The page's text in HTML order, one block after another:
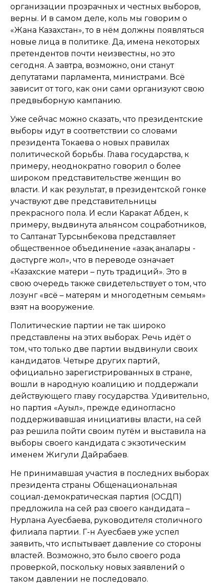
организации прозрачных и честных выборов,
верны. И в самом деле, коль мы говорим о
«Жана Казахстан», то в нём должны появляться
новые лица в политике. Да, имена некоторых
претендентов почти неизвестны, но это
сегодня. А завтра, возможно, они станут
депутатами парламента, министрами. Всё
зависит от того, как они сами организуют свою
предвыборную кампанию.
Уже сейчас можно сказать, что президентские
выборы идут в соответствии со словами
президента Токаева о новых правилах
политической борьбы. Глава государства, к
примеру, неоднократно говорил о более
широком представительстве женщин во
власти. И как результат, в президентской гонке
участвуют две представительницы
прекрасного пола. И если Каракат Абден, к
примеру, выдвинута альянсом соцработников,
то Салтанат Турсынбекова представляет
общественное объединение «Қазақ аналары -
дәстүрге жол», что в переводе означает
«Казахские матери – путь традиций». Это в
свою очередь также свидетельствует о том, что
лозунг «всё – матерям и многодетным семьям»
взят на вооружение.
Политические партии не так широко
представлены на этих выборах. Речь идёт о
том, что только две партии выдвинули своих
кандидатов. Четыре других партий,
официально зарегистрированных в стране,
вошли в народную коалицию и поддержали
действующего главу государства. Удивительно,
но партия «Ауыл», прежде единогласно
поддерживавшая инициативы власти, на сей
раз решила пойти своим путём и выставила на
выборы своего кандидата с экзотическим
именем Жигули Дайрабаев.
Не принимавшая участия в последних выборах
президента страны Общенациональная
социал-демократическая партия (ОСДП)
предложила на сей раз своего кандидата –
Нурлана Ауесбаева, руководителя столичного
филиала партии. Г-н Ауесбаев уже успел
заявить, что испытывает давление со стороны
властей. Возможно, это было своего рода
проверкой, поскольку новых заявлений о
таком давлении не последовало.